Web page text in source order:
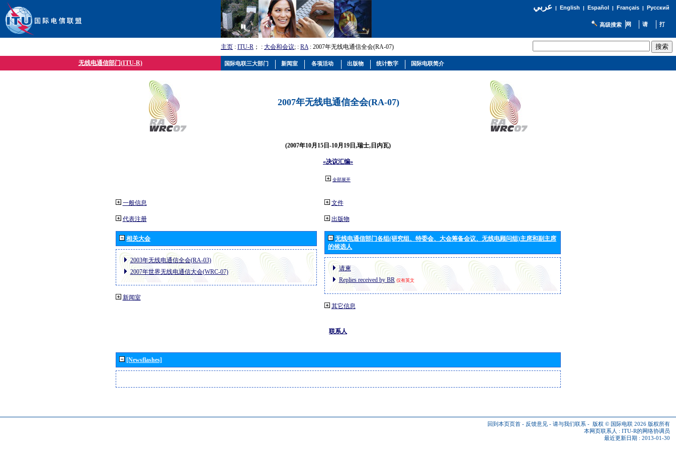
عربي| English | Español | Français| Русский
高级搜索
主页 : ITU-R ； : 大会和会议; : RA: 2007年无线电通信全会(RA-07)
无线电通信部门(ITU-R)
2007年无线电通信全会(RA-07)
(2007年10月15日-10月19日,瑞士,日内瓦)
«决议汇编»
全部展开
一般信息
代表注册
相关大会
2003年无线电通信全会(RA-03)
2007年世界无线电通信大会(WRC-07)
新闻室
文件
出版物
无线电通信部门各组(研究组、特委会、大会筹备会议、无线电顾问组)主席和副主席
的候选人
请柬
Replies received by BR 仅有英文
其它信息
联系人
[Newsflashes]
回到本页页首 - 反馈意见 - 请与我们联系 - 版权 © 国际电联 2026 版权所有
本网页联系人 : ITU-R的网络协调员
最近更新日期 : 2013-01-30
国际电联三大部门 新闻室 各项活动 出版物 统计数字 国际电联简介